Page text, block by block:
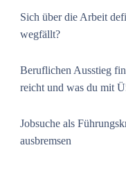
Sich über die Arbeit
wegfällt?
Beruflichen Ausstieg
reicht und was du mit
Jobsuche als
ausbremsen